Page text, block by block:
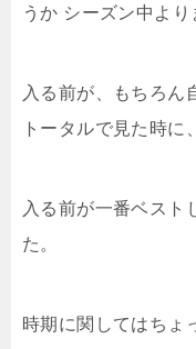
うか シーズン中より
入る前が、もちろん
トータルで見た時に、
入る前が一番ベスト
た。
時期に関してはちょ